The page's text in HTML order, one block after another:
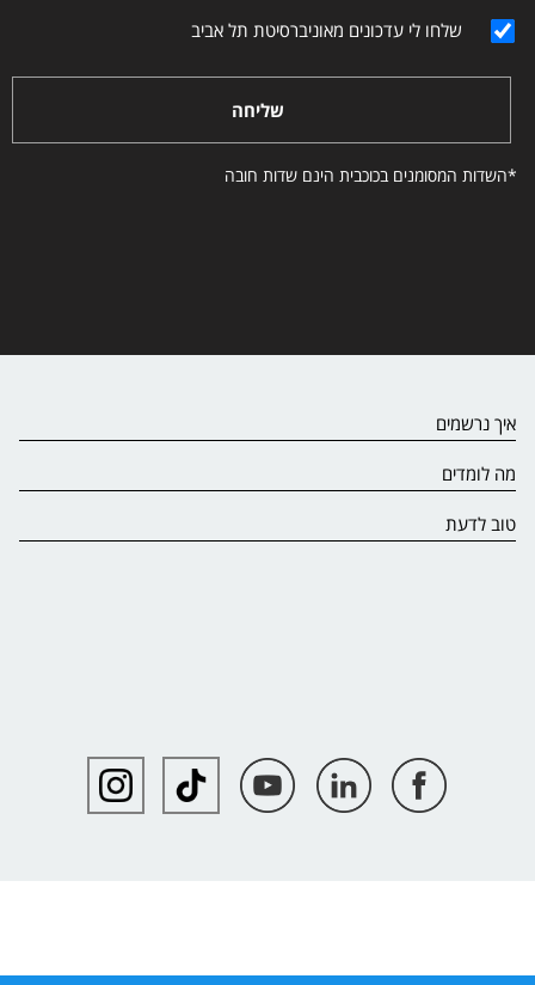
שלחו לי עדכונים מאוניברסיטת תל אביב
שליחה
*השדות המסומנים בכוכבית הינם שדות חובה
איך נרשמים
מה לומדים
טוב לדעת